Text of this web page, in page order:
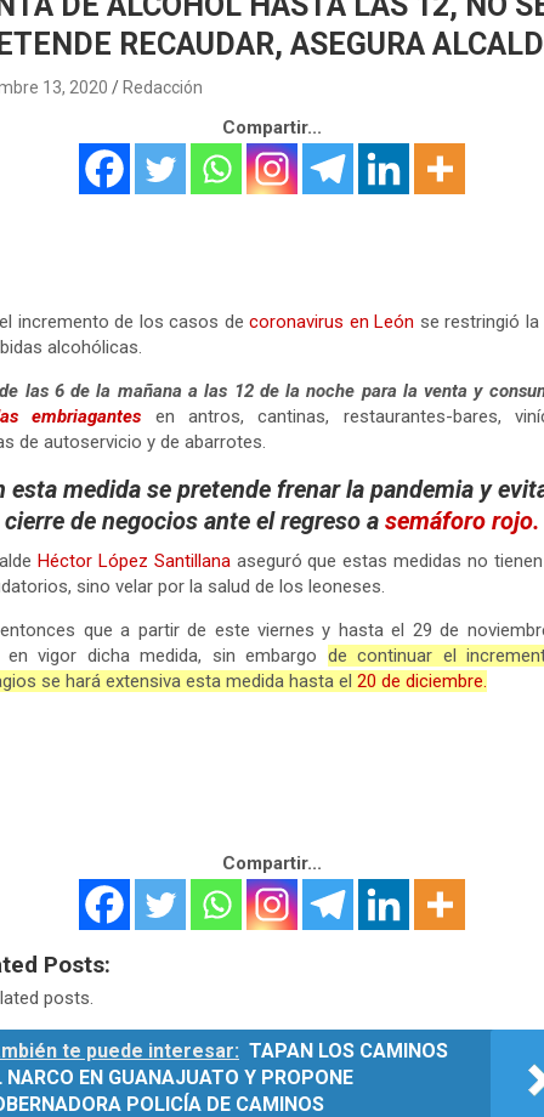
RECAUDAR, ASEGURA
13, 2020 Redacción
Compartir...
incremento de los casos de coronavirus en León se restringió la
alcohólicas.
de las 6 de la mañana a las 12 de la noche para la venta y
embriagantes en antros, cantinas, restaurantes-bares,
de autoservicio y de abarrotes.
esta medida se pretende frenar la pandemia y
cierre de negocios ante el regreso asemáforo rojo.
Héctor López Santillanaaseguró que estas medidas no
sino velar por la salud de los leoneses.
que a partir de este viernes y hasta el 29 de
en vigor dicha medida, sin embargo de continuar el
se hará extensiva esta medida hasta el 20 de diciembre.
Compartir...
Posts:
posts.
te puede interesar: TAPAN LOS CAMINOS
NARCO EN GUANAJUATO Y PROPONE
POLICÍA DE CAMINOS